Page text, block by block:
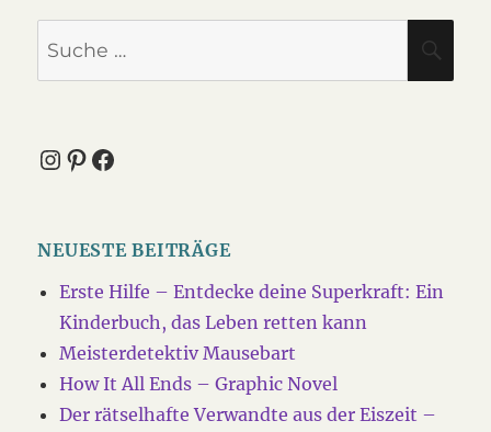
nach:
Instagram
Pinterest
Facebook
NEUESTE BEITRÄGE
Erste Hilfe – Entdecke deine Superkraft: Ein
Kinderbuch, das Leben retten kann
Meisterdetektiv Mausebart
How It All Ends – Graphic Novel
Der rätselhafte Verwandte aus der Eiszeit –